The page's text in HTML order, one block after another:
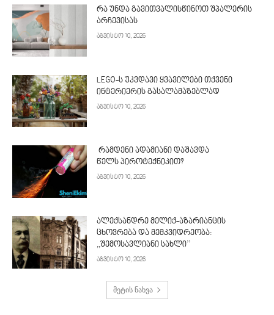
რა უნდა გავითვალისწინოთ შპალერის
არჩევისას
აგვისტო 10, 2026
LEGO-ს უკვდავი ყვავილები თქვენი
ინტერიერის გასალამაზებლად
აგვისტო 10, 2026
რამდენი ადამიანი დაშავდა
წელს პიროტექნიკით?
აგვისტო 10, 2026
ალექსანდრე მელიქ-აზარიანცის
ცხოვრება და მემკვიდრეობა:
,,შემოსავლიანი სახლი’’
აგვისტო 10, 2026
მეტის ნახვა